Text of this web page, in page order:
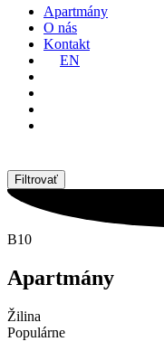
Apartmány
O nás
Kontakt
EN
Filtrovať
B10
Apartmány
Žilina
Populárne